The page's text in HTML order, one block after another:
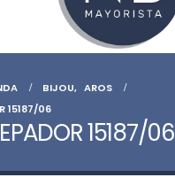
BIJOU, AROS
15187/06
15187/06